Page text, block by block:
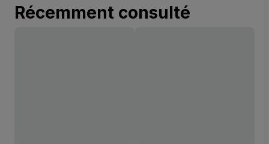
Récemment consulté